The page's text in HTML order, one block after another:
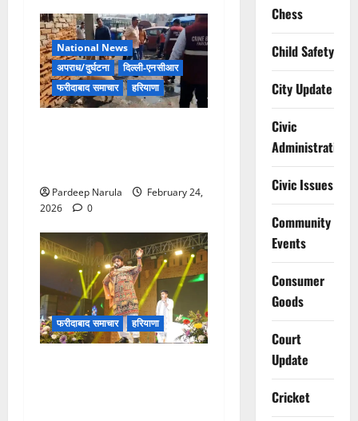
National News
अपराध/दुर्घटना
दिल्ली-एनसीआर
फरीदाबाद समाचार
हरियाणा
Pardeep Narula
February 24,
2026
0
फरीदाबाद समाचार हरियाणा
Chess
Child Safety
City Update
Civic
Administration
Civic Issues
Community
Events
Consumer
Goods
Court
Update
Cricket